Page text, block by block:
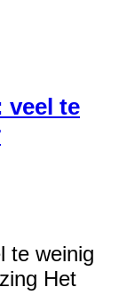
veel te
te weinig
Het